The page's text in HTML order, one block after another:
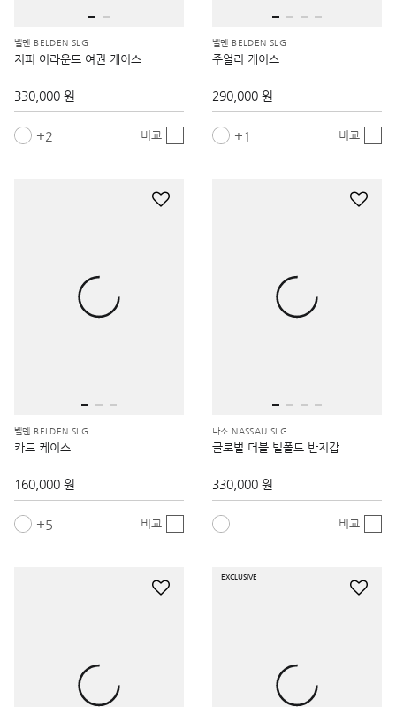
벨덴 BELDEN SLG
지퍼 어라운드 여권 케이스
330,000 원
2 비교
벨덴 BELDEN SLG
주얼리 케이스
290,000 원
1 비교
벨덴 BELDEN SLG
카드 케이스
160,000 원
5 비교
나소 NASSAU SLG
글로벌 더블 빌폴드 반지갑
330,000 원
비교
EXCLUSIVE